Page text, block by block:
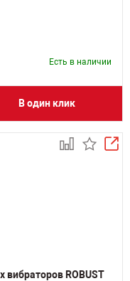
Есть в наличии
В один клик
вибраторов ROBUST